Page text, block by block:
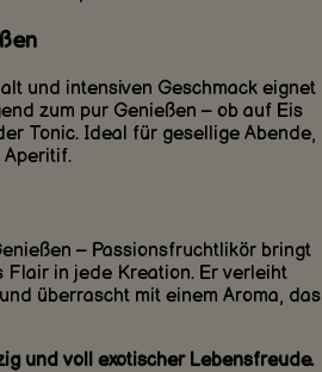
und intensiven Geschmack eignet
zum pur Genießen – ob auf Eis
Tonic. Ideal für gesellige Abende,
Aperitif.
– Passionsfruchtlikör bringt
Flair in jede Kreation. Er verleiht
überrascht mit einem Aroma, das
und voll exotischer Lebensfreude.